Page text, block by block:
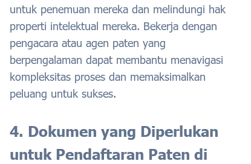
untuk penemuan mereka dan melindungi hak
properti intelektual mereka. Bekerja dengan
pengacara atau agen paten yang
berpengalaman dapat membantu menavigasi
kompleksitas proses dan memaksimalkan
peluang untuk sukses.
4. Dokumen yang Diperlukan
untuk Pendaftaran Paten di